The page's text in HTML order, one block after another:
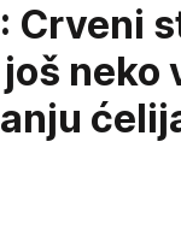
Crveni
neko